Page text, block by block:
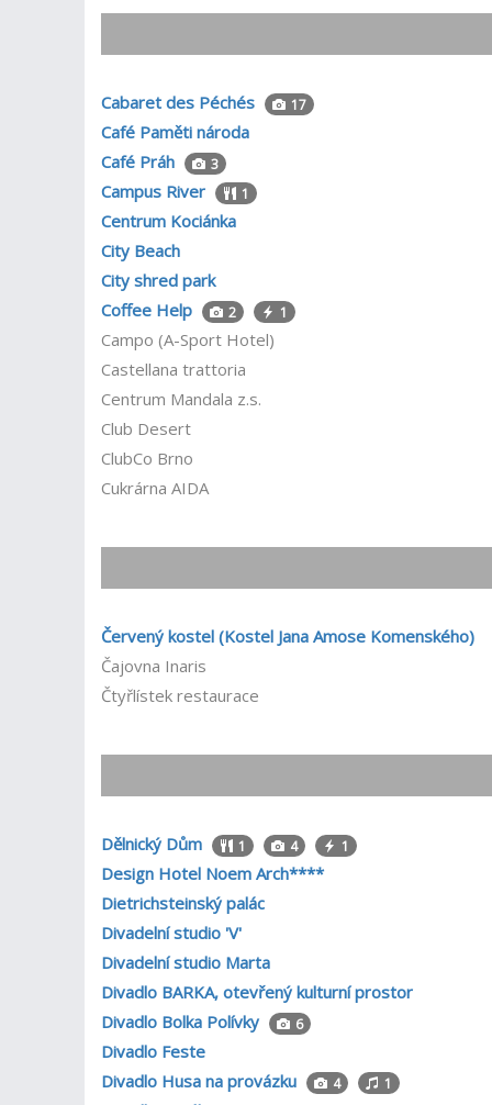
Cabaret des Péchés 17
Café Paměti národa
Café Práh
3
Campus River 1
Centrum Kociánka
City Beach
City shred park
Coffee Help
2 1
Campo (A-Sport Hotel)
Castellana trattoria
Centrum Mandala z.s.
Club Desert
ClubCo Brno
Cukrárna AIDA
Červený kostel (Kostel Jana Amose Komenského)
Čajovna Inaris
Čtyřlístek restaurace
Dělnický Dům 1 4 1
Design Hotel Noem Arch****
Dietrichsteinský palác
Divadelní studio 'V'
Divadelní studio Marta
Divadlo BARKA, otevřený kulturní prostor
Divadlo Bolka Polívky
6
Divadlo Feste
Divadlo Husa na provázku
4 1